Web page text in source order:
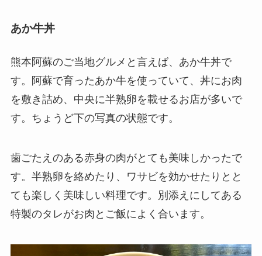
あか牛丼
熊本阿蘇のご当地グルメと言えば、あか牛丼で
す。阿蘇で育ったあか牛を使っていて、丼にお肉
を敷き詰め、中央に半熟卵を載せるお店が多いで
す。ちょうど下の写真の状態です。
歯ごたえのある赤身の肉がとても美味しかったで
す。半熟卵を絡めたり、ワサビを効かせたりとと
ても楽しく美味しい料理です。別添えにしてある
特製のタレがお肉とご飯によく合います。